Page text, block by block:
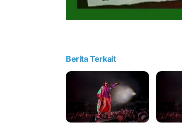
Berita Terkait